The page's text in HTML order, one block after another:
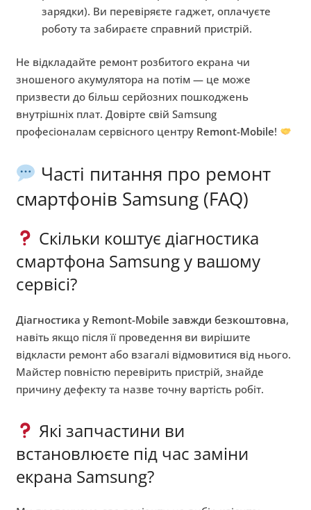
зарядки). Ви перевіряєте гаджет, оплачуєте
роботу та забираєте справний пристрій.
Не відкладайте ремонт розбитого екрана чи
зношеного акумулятора на потім — це може
призвести до більш серйозних пошкоджень
внутрішніх плат. Довірте свій Samsung
професіоналам сервісного центру Remont-Mobile!
Часті питання про ремонт
смартфонів Samsung (FAQ)
Скільки коштує діагностика
смартфона Samsung у вашому
сервісі?
Діагностика у Remont-Mobile завжди безкоштовна,
навіть якщо після її проведення ви вирішите
відкласти ремонт або взагалі відмовитися від нього.
Майстер повністю перевірить пристрій, знайде
причину дефекту та назве точну вартість робіт.
Які запчастини ви
встановлюєте під час заміни
екрана Samsung?